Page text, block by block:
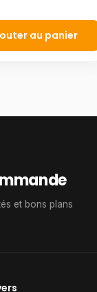
au panier
et bons plans